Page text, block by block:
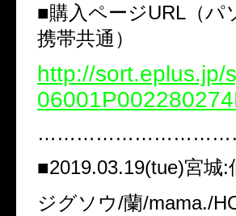
■購入ページURL（パ
携帯共通）
http://sort.eplus.jp/
■2019.03.19(tue)宮城:
ジグソウ/蘭/mama./